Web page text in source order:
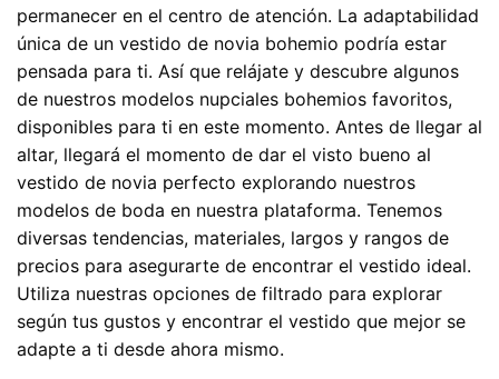
permanecer en el centro de atención. La adaptabilidad
única de un vestido de novia bohemio podría estar
pensada para ti. Así que relájate y descubre algunos
de nuestros modelos nupciales bohemios favoritos,
disponibles para ti en este momento. Antes de llegar al
altar, llegará el momento de dar el visto bueno al
vestido de novia perfecto explorando nuestros
modelos de boda en nuestra plataforma. Tenemos
diversas tendencias, materiales, largos y rangos de
precios para asegurarte de encontrar el vestido ideal.
Utiliza nuestras opciones de filtrado para explorar
según tus gustos y encontrar el vestido que mejor se
adapte a ti desde ahora mismo.